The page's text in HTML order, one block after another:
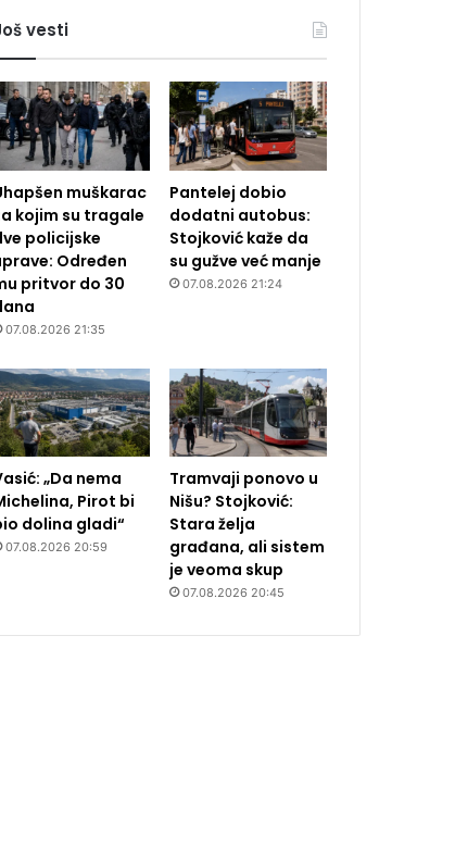
vesti
muškarac
kojim su tragale
policijske
Određen
pritvor do 30
07.08.2026 21:35
Pantelej dobio
dodatni autobus:
Stojković kaže da
su gužve već manje
07.08.2026 21:24
„Da nema
Pirot bi
dolina gladi“
07.08.2026 20:59
Tramvaji ponovo u
Nišu? Stojković:
Stara želja
građana, ali sistem
je veoma skup
07.08.2026 20:45